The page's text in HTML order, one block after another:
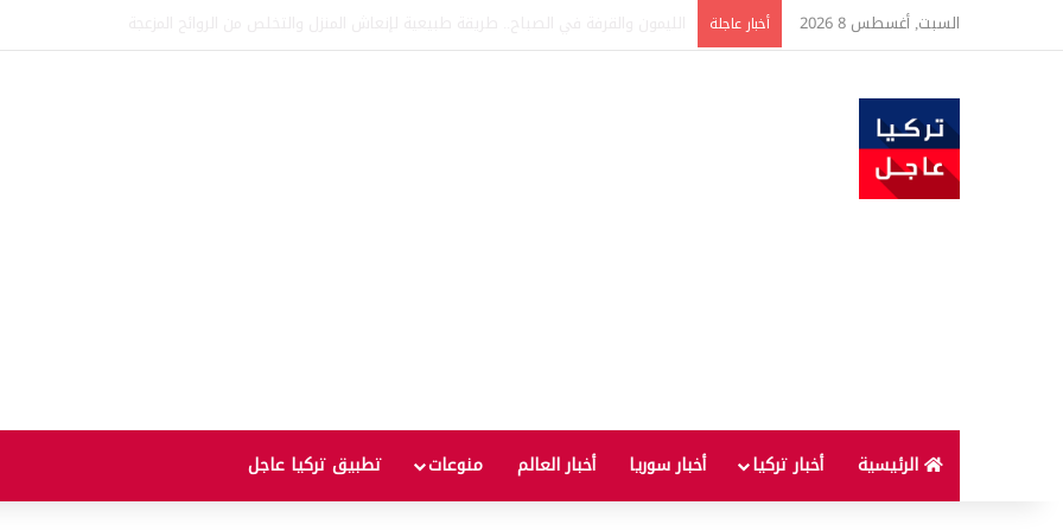
السبت, أغسطس 8 2026 أخبار عاجلة
الرئيسية أخبار تركيا أخبار سوريا أخبار العالم منوعات تطبيق تركيا عاجل